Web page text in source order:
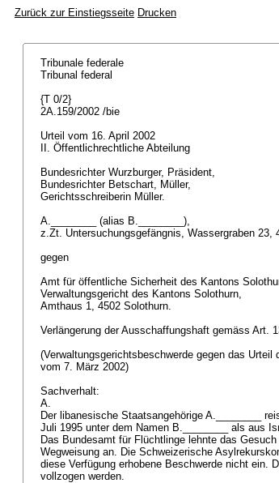
Zurück zur Einstiegsseite Drucken
Tribunale federale
Tribunal federal
{T 0/2}
2A.159/2002 /bie
Urteil vom 16. April 2002
II. Öffentlichrechtliche Abteilung
Bundesrichter Wurzburger, Präsident,
Bundesrichter Betschart, Müller,
Gerichtsschreiberin Müller.
A.________ (alias B.________),
z.Zt. Untersuchungsgefängnis, Wassergraben 23,
gegen
Amt für öffentliche Sicherheit des Kantons
Verwaltungsgericht des Kantons Solothurn,
Amthaus 1, 4502 Solothurn.
Verlängerung der Ausschaffungshaft gemäss Art.
(Verwaltungsgerichtsbeschwerde gegen das
vom 7. März 2002)
Sachverhalt:
A.
Der libanesische Staatsangehörige A.________
Juli 1995 unter dem Namen B.________ als aus
Das Bundesamt für Flüchtlinge lehnte das
Wegweisung an. Die Schweizerische
diese Verfügung erhobene Beschwerde nicht ein.
vollzogen werden.